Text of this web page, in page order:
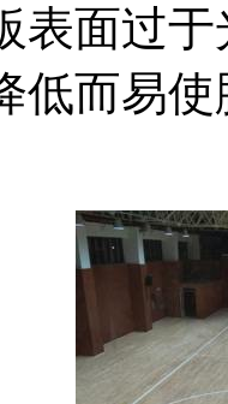
表面过
低而易